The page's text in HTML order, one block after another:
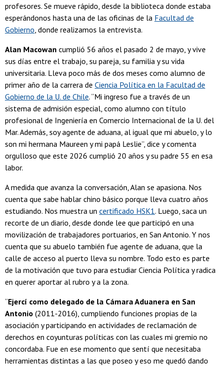
profesores. Se mueve rápido, desde la biblioteca donde estaba
esperándonos hasta una de las oficinas de la Facultad de
Gobierno, donde realizamos la entrevista.
Alan Macowan cumplió 56 años el pasado 2 de mayo, y vive
sus días entre el trabajo, su pareja, su familia y su vida
universitaria. Lleva poco más de dos meses como alumno de
primer año de la carrera de Ciencia Política en la Facultad de
Gobierno de la U. de Chile. “Mi ingreso fue a través de un
sistema de admisión especial, como alumno con título
profesional de Ingeniería en Comercio Internacional de la U. del
Mar. Además, soy agente de aduana, al igual que mi abuelo, y lo
son mi hermana Maureen y mi papá Leslie”, dice y comenta
orgulloso que este 2026 cumplió 20 años y su padre 55 en esa
labor.
A medida que avanza la conversación, Alan se apasiona. Nos
cuenta que sabe hablar chino básico porque lleva cuatro años
estudiando. Nos muestra un certificado HSK1. Luego, saca un
recorte de un diario, desde donde lee que participó en una
movilización de trabajadores portuarios, en San Antonio. Y nos
cuenta que su abuelo también fue agente de aduana, que la
calle de acceso al puerto lleva su nombre. Todo esto es parte
de la motivación que tuvo para estudiar Ciencia Política y radica
en querer aportar al rubro y a la zona.
“Ejercí como delegado de la Cámara Aduanera en San
Antonio (2011-2016), cumpliendo funciones propias de la
asociación y participando en actividades de reclamación de
derechos en coyunturas políticas con las cuales mi gremio no
concordaba. Fue en ese momento que sentí que necesitaba
herramientas distintas a las que poseo y eso me quedó dando